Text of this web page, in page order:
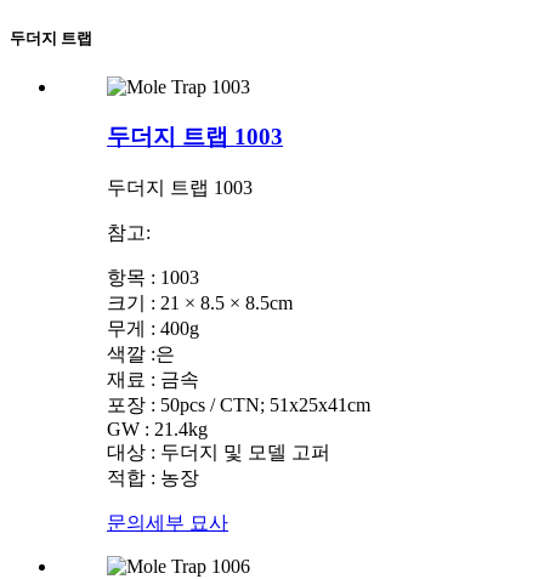
두더지 트랩
두더지 트랩 1003
두더지 트랩 1003
참고:
항목 : 1003
크기 : 21 × 8.5 × 8.5cm
무게 : 400g
색깔 :은
재료 : 금속
포장 : 50pcs / CTN; 51x25x41cm
GW : 21.4kg
대상 : 두더지 및 모델 고퍼
적합 : 농장
문의 세부 묘사